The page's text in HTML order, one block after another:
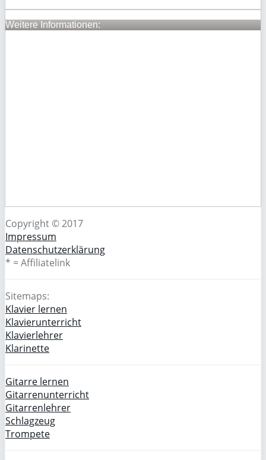
Weitere Informationen:
Copyright © 2017
Impressum
Datenschutzerklärung
* = Affiliatelink
Sitemaps:
Klavier lernen
Klavierunterricht
Klavierlehrer
Klarinette
Gitarre lernen
Gitarrenunterricht
Gitarrenlehrer
Schlagzeug
Trompete